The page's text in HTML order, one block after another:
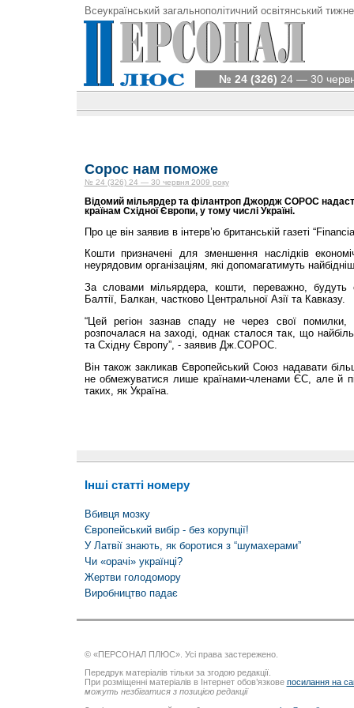
Всеукраїнський загальнополітичний освітянський
№ 24 (326) 24 — 30
Сорос нам поможе
№ 24 (326) 24 — 30 червня 2009 року
Відомий мільярдер та філантроп Джордж СОРОС
країнам Східної Європи, у тому числі Україні.
Про це він заявив в інтерв’ю британській газеті
Кошти призначені для зменшення наслідків
неурядовим організаціям, які допомагатимуть
За словами мільярдера, кошти, переважно, будуть
Балтії, Балкан, частково Центральної Азії та Кавказу.
“Цей регіон зазнав спаду не через свої помилки,
розпочалася на заході, однак сталося так, що
та Східну Європу”, - заявив Дж.СОРОС.
Він також закликав Європейський Союз надавати
не обмежуватися лише країнами-членами ЄС, але й
таких, як Україна.
Інші статті номеру
Вбивця мозку
Європейський вибір - без корупції!
У Латвії знають, як боротися з “шумахерами”
Чи «орачі» українці?
Жертви голодомору
Виробництво падає
© «ПЕРСОНАЛ ПЛЮС». Усі права застережено.
Передрук матеріалів тільки за згодою редакції.
При розміщенні матеріалів в Інтернет обов’язкове посилання на
можуть незбігатися з позицією редакції